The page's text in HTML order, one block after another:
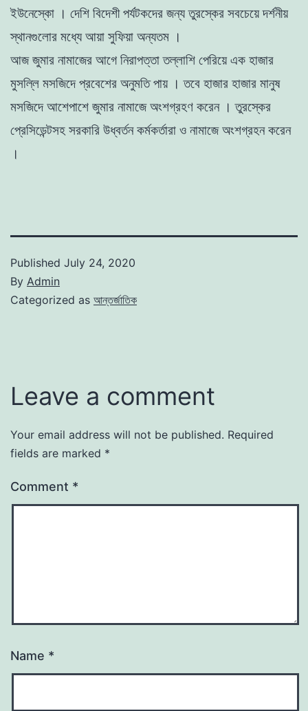
ইউনেস্কো । দেশি বিদেশী পর্যটকদের জন্য তুরস্কের সবচেয়ে দর্শনীয়
স্থানগুলোর মধ্যে আয়া সুফিয়া অন্যতম ।
আজ জুমার নামাজের আগে নিরাপত্তা তল্লাশি পেরিয়ে এক হাজার
মুসল্লি মসজিদে প্রবেশের অনুমতি পায় । তবে হাজার হাজার মানুষ
মসজিদে আশেপাশে জুমার নামাজে অংশগ্রহণ করেন । তুরস্কের
প্রেসিডেন্টসহ সরকারি উধ্বর্তন কর্মকর্তারা ও নামাজে অংশগ্রহন করেন
।
Published July 24, 2020
By Admin
Categorized as আন্তর্জাতিক
Leave a comment
Your email address will not be published. Required
fields are marked *
Comment *
Name *